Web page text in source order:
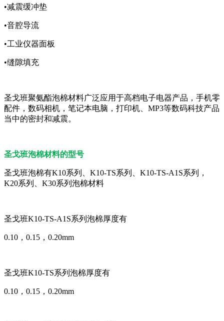
•减震缓冲垫
•音腔导流
•工业仪器面板
•缝隙填充
圣戈班聚氨酯泡棉材料广泛应用于高档电子电器产品，手机零
配件，数码相机，笔记本电脑，打印机、MP3等数码科技产品
当中的密封和减震。
圣戈班泡棉材料的型号
圣戈班泡棉有K10系列、K10-TS系列、K10-TS-A1S系列，
K20系列、K30系列泡棉材料
圣戈班K10-TS-A1S系列泡棉厚度有
0.10，0.15，0.20mm
圣戈班K10-TS系列泡棉厚度有
0.10，0.15，0.20mm